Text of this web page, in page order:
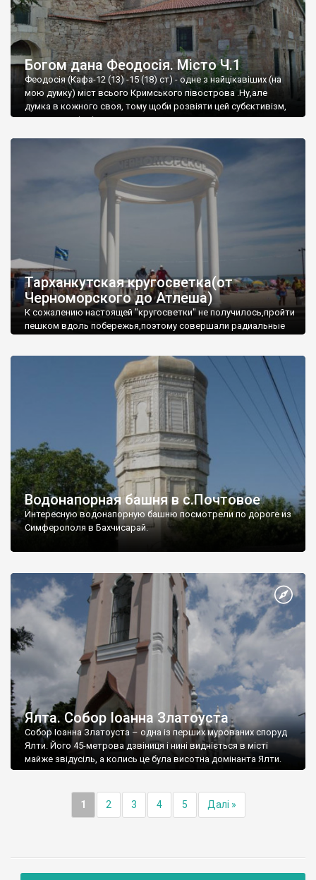
Богом дана Феодосія. Місто Ч.1
Феодосія (Кафа-12 (13) -15 (18) ст) - одне з найцікавіших (на
мою думку) міст всього Кримського півострова .Ну,але
думка в кожного своя, тому щоби розвіяти цей субєктивізм,
запрошую відвідати це
Тарханкутская кругосветка(от
Черноморского до Атлеша)
К сожалению настоящей "кругосветки" не получилось,пройти
пешком вдоль побережья,поэтому совершали радиальные
Водонапорная башня в с.Почтовое
Интересную водонапорную башню посмотрели по дороге из
Симферополя в Бахчисарай.
Ялта. Собор Іоанна Златоуста
Собор Іоанна Златоуста – одна із перших мурованих споруд
Ялти. Його 45-метрова дзвіниця і нині видніється в місті
майже звідусіль, а колись це була висотна домінанта Ялти.
1 2 3 4 5 Далі »